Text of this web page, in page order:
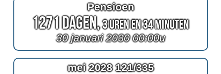
Pensioen
1271 Dagen,3 Uren en 34 Minuten
30 januari 2030 00:00u
mei 2028 121/335